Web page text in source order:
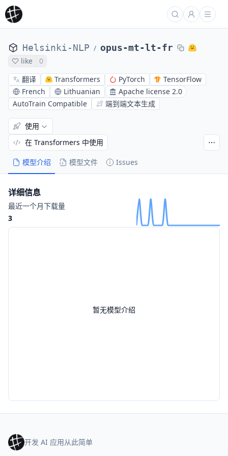
Helsinki-NLP / opus-mt-lt-fr
like
0
翻译
Transformers PyTorch
TensorFlow
French
Lithuanian
Apache license 2.0
AutoTrain Compatible
端到端文本生成
模型介绍 模型文件 Issues
使用
在 Transformers 中使用
暂无模型介绍
详细信息
最近一个月下载量
3
开发 AI 应用从此简单